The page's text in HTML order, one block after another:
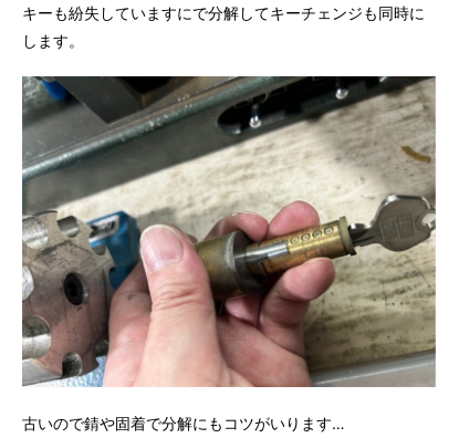
キーも紛失していますにで分解してキーチェンジも同時に
します。
古いので錆や固着で分解にもコツがいります…